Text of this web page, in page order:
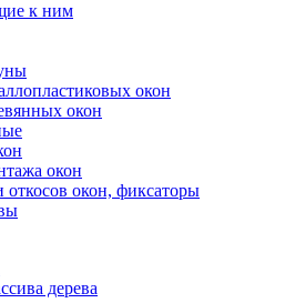
к ним
окон
окон
окон
откосов окон, фиксаторы
дерева